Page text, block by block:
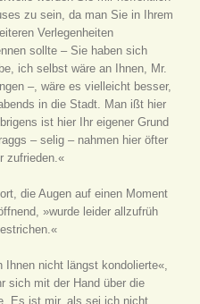
zu sein, da man Sie in Ihrem
Verlegenheiten
sollte – Sie haben sich
ich selbst wäre an Ihnen, Mr.
–, wäre es vielleicht besser,
in die Stadt. Man ißt hier
ist hier Ihr eigener Grund
– selig – nahmen hier öfter
zufrieden.«
die Augen auf einen Moment
»wurde leider allzufrüh
nicht längst kondolierte«,
sich mit der Hand über die
Es ist mir, als sei ich nicht